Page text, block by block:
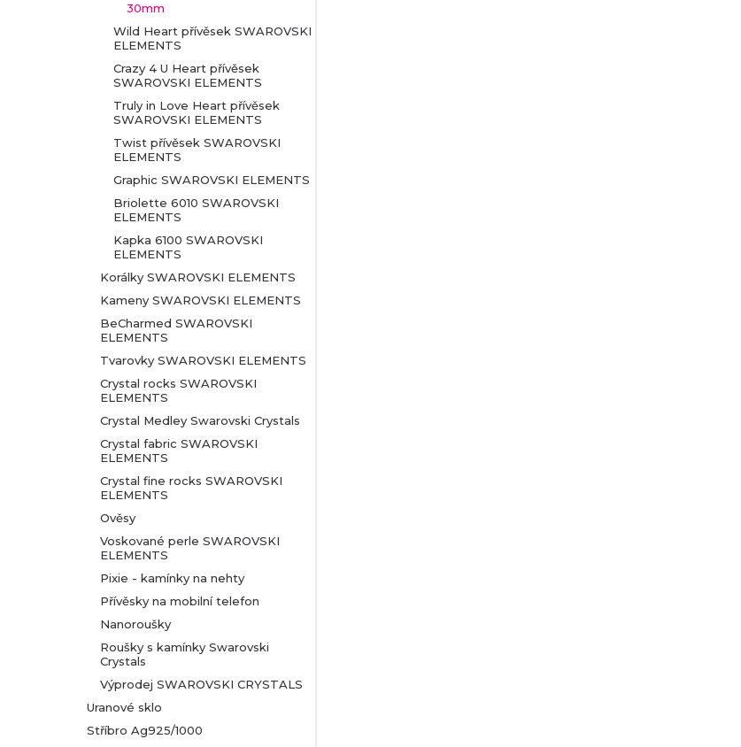
30mm
Wild Heart přívěsek SWAROVSKI
ELEMENTS
Crazy 4 U Heart přívěsek
SWAROVSKI ELEMENTS
Truly in Love Heart přívěsek
SWAROVSKI ELEMENTS
Twist přívěsek SWAROVSKI
ELEMENTS
Graphic SWAROVSKI ELEMENTS
Briolette 6010 SWAROVSKI
ELEMENTS
Kapka 6100 SWAROVSKI
ELEMENTS
Korálky SWAROVSKI ELEMENTS
Kameny SWAROVSKI ELEMENTS
BeCharmed SWAROVSKI
ELEMENTS
Tvarovky SWAROVSKI ELEMENTS
Crystal rocks SWAROVSKI
ELEMENTS
Crystal Medley Swarovski Crystals
Crystal fabric SWAROVSKI
ELEMENTS
Crystal fine rocks SWAROVSKI
ELEMENTS
Ověsy
Voskované perle SWAROVSKI
ELEMENTS
Pixie - kamínky na nehty
Přívěsky na mobilní telefon
Nanoroušky
Roušky s kamínky Swarovski
Crystals
Výprodej SWAROVSKI CRYSTALS
Uranové sklo
Stříbro Ag925/1000